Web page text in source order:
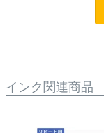
おりますので
インク関連商品